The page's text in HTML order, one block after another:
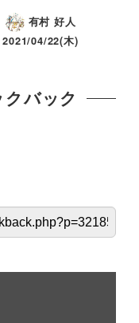
有村 好人
2021/04/22(木)
バック